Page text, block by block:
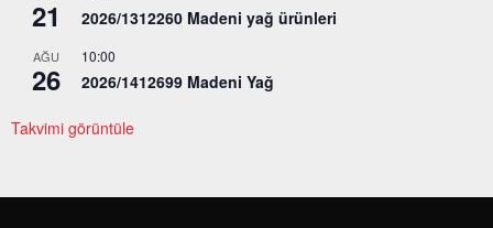
21 2026/1312260 Madeni yağ ürünleri
AĞU
26
10:00
2026/1412699 Madeni Yağ
Takvimi görüntüle